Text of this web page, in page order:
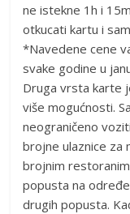
ne istekne 1h i
otkucati kartu i
*Navedene cene
svake godine u
Druga vrsta karte
više mogućnosti.
neograničeno
brojne ulaznice za
brojnim
popusta na
drugih popusta.